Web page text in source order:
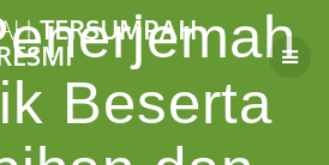
to
content
TERSUMPAH
Beserta